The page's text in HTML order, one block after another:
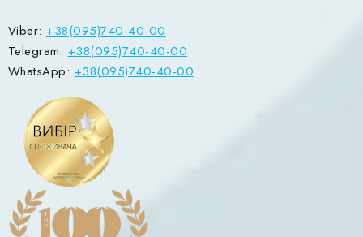
Viber: +38(095)740-40-00
Telegram: +38(095)740-40-00
WhatsApp: +38(095)740-40-00